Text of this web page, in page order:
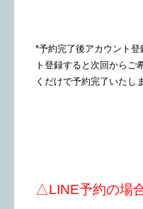
*予約完了後アカウント
ト登録すると次回からご
くだけで予約完了いたし
△LINE予約の場